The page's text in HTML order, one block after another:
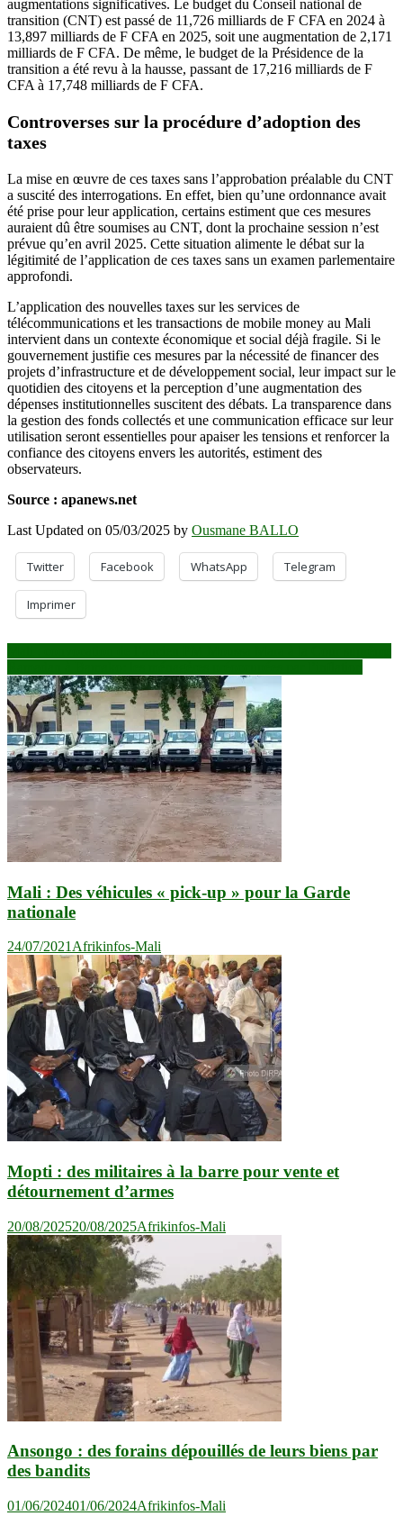
augmentations significatives. Le budget du Conseil national de
transition (CNT) est passé de 11,726 milliards de F CFA en 2024 à
13,897 milliards de F CFA en 2025, soit une augmentation de 2,171
milliards de F CFA. De même, le budget de la Présidence de la
transition a été revu à la hausse, passant de 17,216 milliards de F
CFA à 17,748 milliards de F CFA.
Controverses sur la procédure d’adoption des
taxes
La mise en œuvre de ces taxes sans l’approbation préalable du CNT
a suscité des interrogations. En effet, bien qu’une ordonnance avait
été prise pour leur application, certains estiment que ces mesures
auraient dû être soumises au CNT, dont la prochaine session n’est
prévue qu’en avril 2025. Cette situation alimente le débat sur la
légitimité de l’application de ces taxes sans un examen parlementaire
approfondi.
L’application des nouvelles taxes sur les services de
télécommunications et les transactions de mobile money au Mali
intervient dans un contexte économique et social déjà fragile. Si le
gouvernement justifie ces mesures par la nécessité de financer des
projets d’infrastructure et de développement social, leur impact sur le
quotidien des citoyens et la perception d’une augmentation des
dépenses institutionnelles suscitent des débats. La transparence dans
la gestion des fonds collectés et une communication efficace sur leur
utilisation seront essentielles pour apaiser les tensions et renforcer la
confiance des citoyens envers les autorités, estiment des
observateurs.
Source : apanews.net
Last Updated on 05/03/2025 by Ousmane BALLO
Twitter Facebook WhatsApp Telegram
Imprimer
Navigation
de
l’article
Mali : Des véhicules « pick-up » pour la Garde
nationale
24/07/2021 Afrikinfos-Mali
Mopti : des militaires à la barre pour vente et
détournement d’armes
20/08/202520/08/2025Afrikinfos-Mali
Ansongo : des forains dépouillés de leurs biens par
des bandits
01/06/202401/06/2024Afrikinfos-Mali